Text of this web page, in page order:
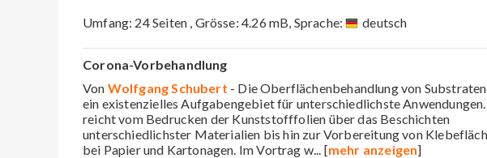
Umfang: 24 Seiten , Grösse: 4.26 mB, Sprache:
deutsch
Corona-Vorbehandlung
Von Wolfgang Schubert - Die Oberflächenbehandlung von
ein existenzielles Aufgabengebiet für unterschiedlichste Anwendungen.
reicht vom Bedrucken der Kunststofffolien über das Beschichten
unterschiedlichster Materialien bis hin zur Vorbereitung von
bei Papier und Kartonagen. Im Vortrag w... [mehr anzeigen]